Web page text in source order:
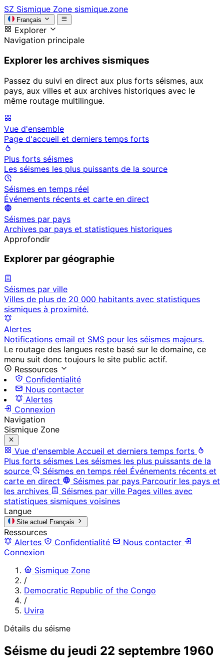
SZ Sismique Zone sismique.zone
Français
Explorer
Navigation principale
Explorer les archives sismiques
Passez du suivi en direct aux plus forts séismes, aux
pays, aux villes et aux archives historiques avec le
même routage multilingue.
Vue d'ensemble
Page d'accueil et derniers temps forts
Plus forts séismes
Les séismes les plus puissants de la source
Séismes en temps réel
Événements récents et carte en direct
Séismes par pays
Archives par pays et statistiques historiques
Approfondir
Explorer par géographie
Séismes par ville
Villes de plus de 20 000 habitants avec statistiques
sismiques à proximité.
Alertes
Notifications email et SMS pour les séismes majeurs.
Le routage des langues reste basé sur le domaine, ce
menu suit donc toujours le site public actif.
Ressources
Confidentialité
Nous contacter
Alertes
Connexion
Navigation
Sismique Zone
Vue d'ensemble Accueil et derniers temps forts
Plus forts séismes Les séismes les plus puissants de la
source
Séismes en temps réel Événements récents et
carte en direct
Séismes par pays Parcourir les pays et
les archives
Séismes par ville Pages villes avec
statistiques sismiques voisines
Langue
Site actuel Français
Ressources
Alertes
Confidentialité
Nous contacter
Connexion
Sismique Zone
/
Democratic Republic of the Congo
/
Uvira
Détails du séisme
Séisme du jeudi 22 septembre 1960